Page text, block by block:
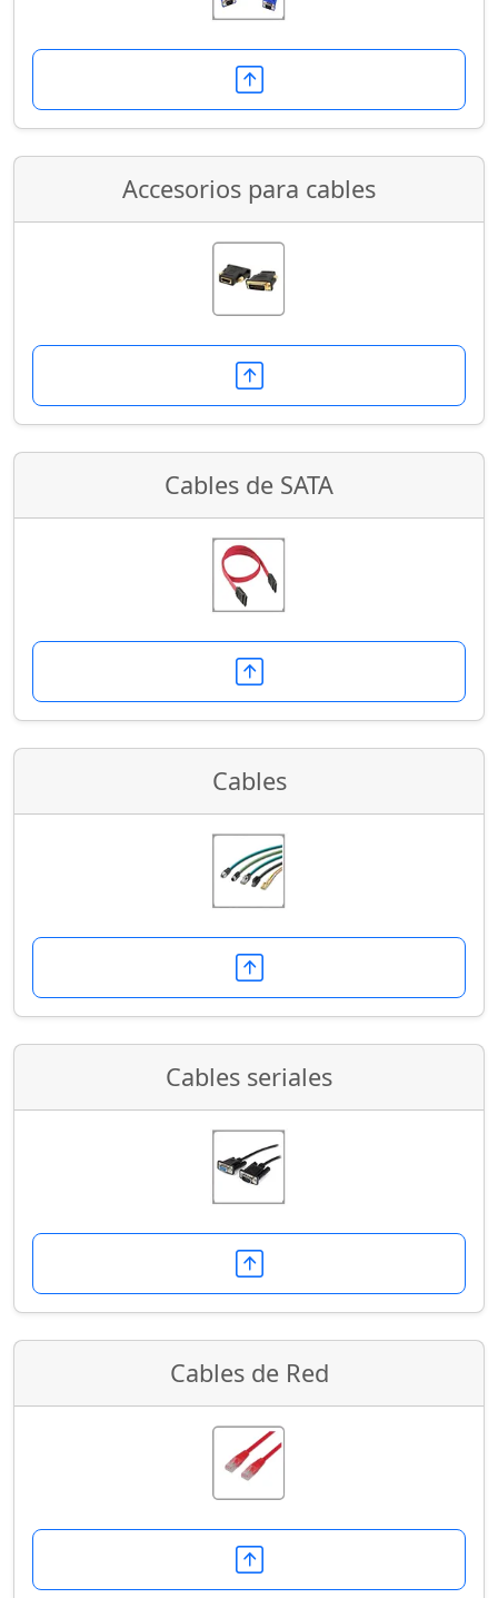
Accesorios para cables
Cables de SATA
Cables
Cables seriales
Cables de Red